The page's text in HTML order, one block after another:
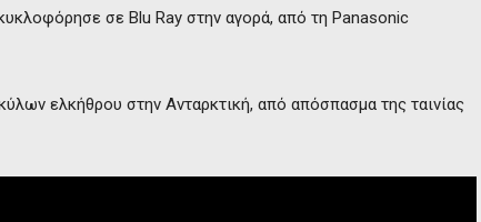
σε Blu Ray στην αγορά, από τη Panasonic
ελκήθρου στην Ανταρκτική, από απόσπασμα της ταινίας